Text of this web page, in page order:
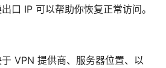
口 IP 可以帮助你恢复正常访问。
VPN 提供商、服务器位置、以